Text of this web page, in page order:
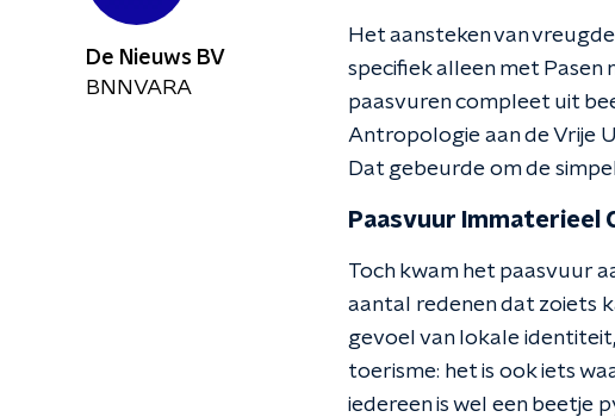
Het aansteken van
specifiek alleen met Pasen
paasvuren compleet uit
Antropologie aan de Vrije
Dat gebeurde om de
Paasvuur Immaterieel
Toch kwam het paasvuur
aantal redenen dat zoiets
gevoel van lokale
toerisme: het is ook iets
iedereen is wel een beetje
De Nieuws BV
BNNVARA